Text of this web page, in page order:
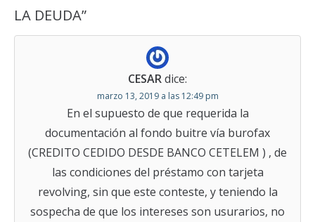
LA DEUDA”
CESARdice:
marzo 13, 2019 a las 12:49 pm
En el supuesto de que requerida la
documentación al fondo buitre vía burofax
(CREDITO CEDIDO DESDE BANCO CETELEM ) , de
las condiciones del préstamo con tarjeta
revolving, sin que este conteste, y teniendo la
sospecha de que los intereses son usurarios, no